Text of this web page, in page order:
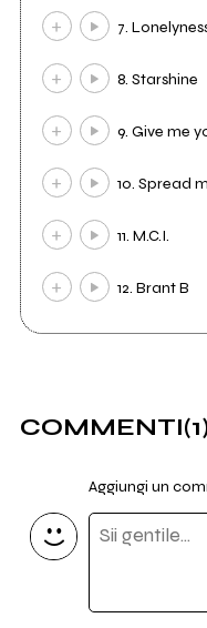
7.
8. Starshine
9. Give me
10. Spread
11. M.C.I.
12. Brant B
COMMENTI
Aggiungi un